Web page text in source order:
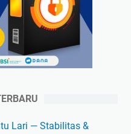
Lari — Stabilitas &